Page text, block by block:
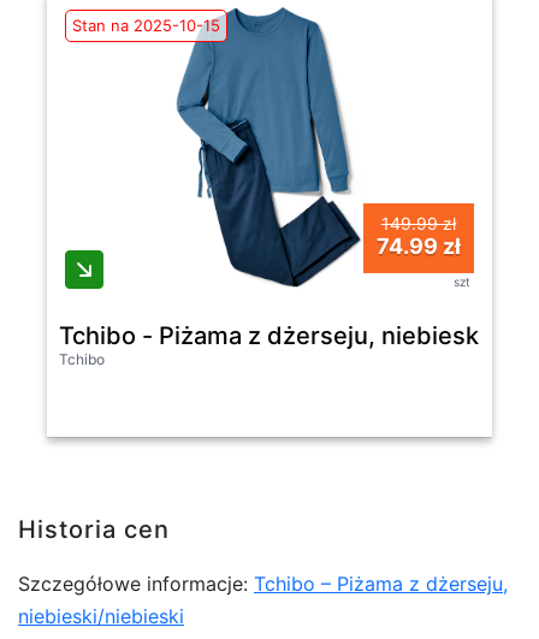
Stan na 2025-10-15
149.99 zł
74.99 zł
szt
Tchibo - Piżama z dżerseju, niebieski/
Tchibo
Historia cen
Szczegółowe informacje: Tchibo – Piżama z dżerseju,
niebieski/niebieski